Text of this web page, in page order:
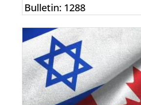
Bulletin: 1288